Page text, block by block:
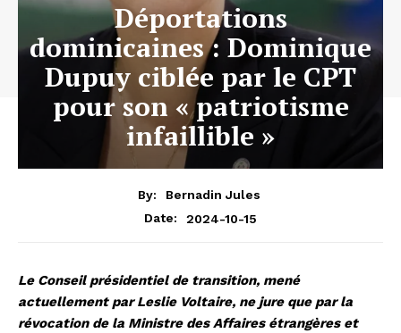
Déportations
dominicaines : Dominique
Dupuy ciblée par le CPT
pour son « patriotisme
infaillible »
By:
Bernadin Jules
Date:
2024-10-15
Le Conseil présidentiel de transition, mené
actuellement par Leslie Voltaire, ne jure que par la
révocation de la Ministre des Affaires étrangères et